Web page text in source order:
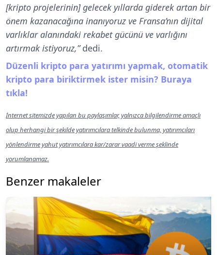
[kripto projelerinin] gelecek yıllarda giderek artan bir
önem kazanacağına inanıyoruz ve Fransa’nın dijital
varlıklar alanındaki rekabet gücünü ve varlığını
artırmak istiyoruz,”dedi.
Düzenli kripto para yatırımı yapmak, otomatik
kripto para biriktirmek ister misin? Buraya
tıkla!
İnternet sitemizde yapılan bu paylaşımlar, yalnızca bilgilendirme amaçlı
olup herhangi bir şekilde yatırımcılara telkinde bulunma, yatırımcıları
yönlendirme yahut yatırımcılara kar/zarar vaadi verme şeklinde
yorumlanamaz.
Benzer makaleler